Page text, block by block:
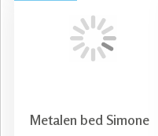
Metalen bed Simone